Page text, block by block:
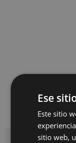
Ese
Este sitio
sitio web,